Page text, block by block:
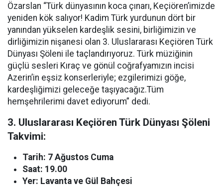
Özarslan “Türk dünyasının koca çınarı, Keçiören’imizde
yeniden kök salıyor! Kadim Türk yurdunun dört bir
yanından yükselen kardeşlik sesini, birliğimizin ve
dirliğimizin nişanesi olan 3. Uluslararası Keçiören Türk
Dünyası Şöleni ile taçlandırıyoruz. Türk müziğinin
güçlü sesleri Kıraç ve gönül coğrafyamızın incisi
Azerin’in eşsiz konserleriyle; ezgilerimizi göğe,
kardeşliğimizi geleceğe taşıyacağız.Tüm
hemşehrilerimi davet ediyorum” dedi.
3. Uluslararası Keçiören Türk Dünyası Şöleni
Takvimi:
Tarih: 7 Ağustos Cuma
Saat: 19.00
Yer: Lavanta ve Gül Bahçesi